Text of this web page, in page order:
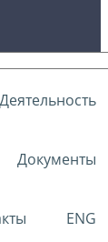
Деятельность
Документы
ENG